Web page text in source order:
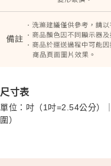
尺寸表
單位：吋（1吋=2.54公分）
圍）